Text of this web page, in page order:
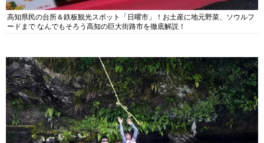
高知県民の台所＆鉄板観光スポット「日曜市」！お土産に地元野菜、ソウルフ
ードまで なんでもそろう高知の巨大街路市を徹底解説！